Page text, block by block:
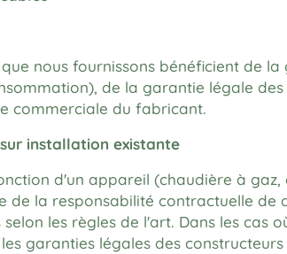
nous fournissons bénéficient de
de la garantie légale des
commerciale du fabricant.
installation existante
d'un appareil (chaudière à
de la responsabilité contractuelle de
les règles de l'art. Dans les cas
les garanties légales des